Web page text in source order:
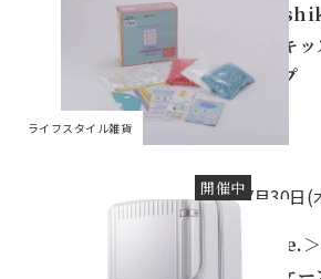
ライフスタイル雑貨
＜
作りキ
ョップ
開催中7月30日(
＜ace.